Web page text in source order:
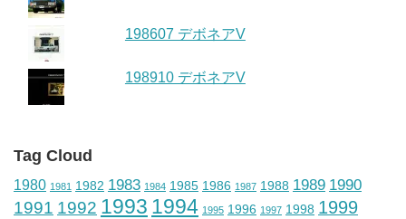
198607 デボネアV
198910 デボネアV
Tag Cloud
1980 1981 1982 1983 1984 1985 1986 1987 1988 1989 1990
1991 1992 1993 1994 1995 1996 1997 1998 1999